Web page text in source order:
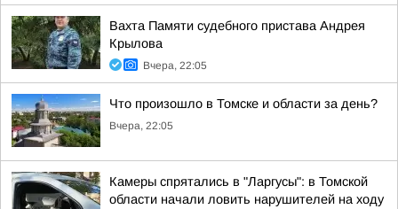
Вахта Памяти судебного пристава Андрея
Крылова
Вчера, 22:05
Что произошло в Томске и области за день?
Вчера, 22:05
Камеры спрятались в "Ларгусы": в Томской
области начали ловить нарушителей на ходу